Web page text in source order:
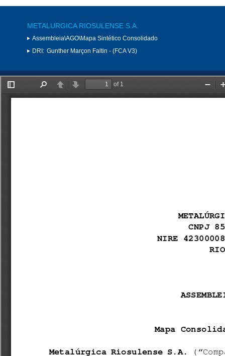
METALURGICA RIOSULENSE S.A.
Assembleia\AGO\Mapa Sintético Consolidado
DRI: Gunther Marçon Faltin - (FCA V3)